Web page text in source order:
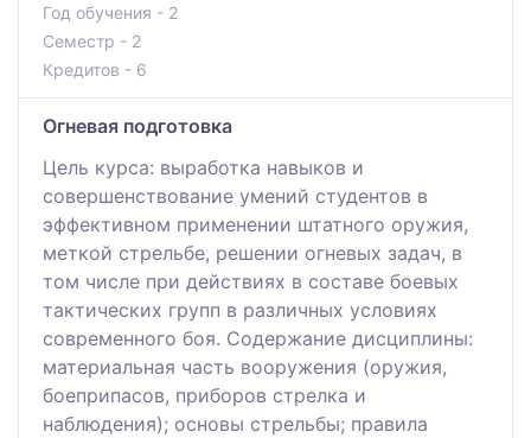
Год обучения - 2
Семестр - 2
Кредитов - 6
Огневая подготовка
Цель курса: выработка навыков и
совершенствование умений студентов в
эффективном применении штатного оружия,
меткой стрельбе, решении огневых задач, в
том числе при действиях в составе боевых
тактических групп в различных условиях
современного боя. Содержание дисциплины:
материальная часть вооружения (оружия,
боеприпасов, приборов стрелка и
наблюдения); основы стрельбы; правила